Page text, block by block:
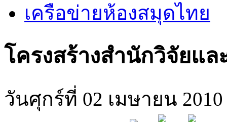
เครือข่ายห้องสมุดไทย
โครงสร้างสำนักวิจัยแ
วันศุกร์ที่ 02 เมษายน